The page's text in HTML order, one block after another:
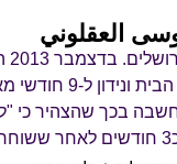
العقلوني
אבנים על שוטרים בהר
בכך שהצהיר כי
ולא ישוב על המעשה". כ3 חודשים